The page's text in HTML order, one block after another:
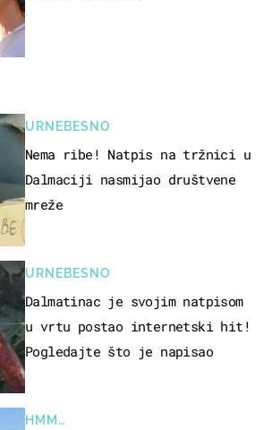
URNEBESNO
Nema ribe! Natpis na tržnici u
Dalmaciji nasmijao društvene
mreže
URNEBESNO
Dalmatinac je svojim natpisom
u vrtu postao internetski hit!
Pogledajte što je napisao
HMM…